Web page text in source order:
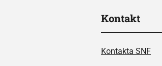
Kontakt
Kontakta SNF